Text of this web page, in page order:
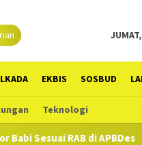
EKBIS SOSBUD
Teknologi
RAB di APBDes